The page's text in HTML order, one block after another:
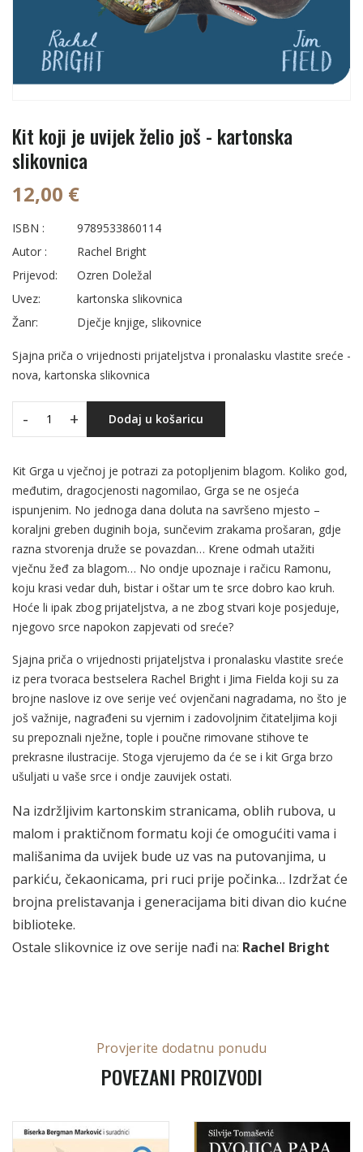
Kit koji je uvijek želio još - kartonska
slikovnica
12,00 €
ISBN :
9789533860114
Autor :
Rachel Bright
Prijevod:
Ozren Doležal
Uvez:
kartonska slikovnica
Žanr:
Dječje knjige, slikovnice
Sjajna priča o vrijednosti prijateljstva i pronalasku vlastite sreće -
nova, kartonska slikovnica
- + Dodaj u košaricu
Kit Grga u vječnoj je potrazi za potopljenim blagom. Koliko god,
međutim, dragocjenosti nagomilao, Grga se ne osjeća
ispunjenim. No jednoga dana doluta na savršeno mjesto –
koraljni greben duginih boja, sunčevim zrakama prošaran, gdje
razna stvorenja druže se povazdan… Krene odmah utažiti
vječnu žeđ za blagom… No ondje upoznaje i račicu Ramonu,
koju krasi vedar duh, bistar i oštar um te srce dobro kao kruh.
Hoće li ipak zbog prijateljstva, a ne zbog stvari koje posjeduje,
njegovo srce napokon zapjevati od sreće?
Sjajna priča o vrijednosti prijateljstva i pronalasku vlastite sreće
iz pera tvoraca bestselera Rachel Bright i Jima Fielda koji su za
brojne naslove iz ove serije već ovjenčani nagradama, no što je
još važnije, nagrađeni su vjernim i zadovoljnim čitateljima koji
su prepoznali nježne, tople i poučne rimovane stihove te
prekrasne ilustracije. Stoga vjerujemo da će se i kit Grga brzo
ušuljati u vaše srce i ondje zauvijek ostati.
Na izdržljivim kartonskim stranicama, oblih rubova, u
malom i praktičnom formatu koji će omogućiti vama i
mališanima da uvijek bude uz vas na putovanjima, u
parkiću, čekaonicama, pri ruci prije počinka… Izdržat će
brojna prelistavanja i generacijama biti divan dio kućne
biblioteke.
Ostale slikovnice iz ove serije nađi na: Rachel Bright
Provjerite dodatnu ponudu
POVEZANI PROIZVODI